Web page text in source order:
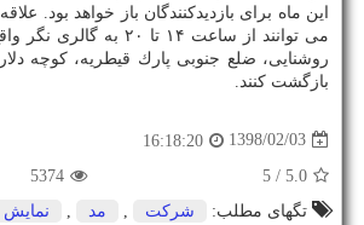
این ماه برای بازدیدكنندگان باز خواهد بود.
می توانند از ساعت ۱۴ تا ۲۰
بازگشت كنند.
1398/02/03
16:18:20
5.0
/ 5
5374
تگهای مطلب:
شركت , مد , نمایش